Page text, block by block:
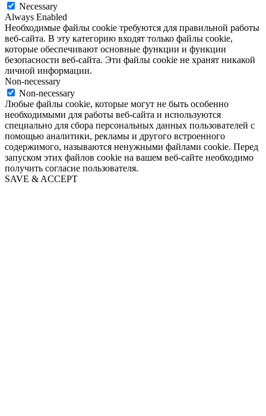
Necessary
Always Enabled
Необходимые файлы cookie требуются для правильной работы
веб-сайта. В эту категорию входят только файлы cookie,
которые обеспечивают основные функции и функции
безопасности веб-сайта. Эти файлы cookie не хранят никакой
личной информации.
Non-necessary
Non-necessary
Любые файлы cookie, которые могут не быть особенно
необходимыми для работы веб-сайта и используются
специально для сбора персональных данных пользователей с
помощью аналитики, рекламы и другого встроенного
содержимого, называются ненужными файлами cookie. Перед
запуском этих файлов cookie на вашем веб-сайте необходимо
получить согласие пользователя.
SAVE & ACCEPT